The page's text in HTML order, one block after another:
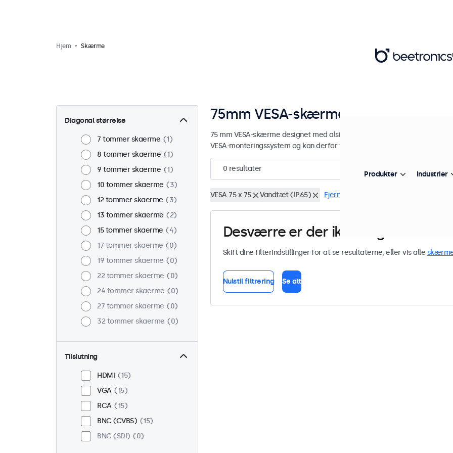
Hjem Skærme
Diagonal størrelse
7 tommer skaerme
1
8 tommer skaerme
1
9 tommer skaerme
1
10 tommer skaerme
3
12 tommer skaerme
3
13 tommer skaerme
2
15 tommer skaerme
4
17 tommer skaerme
0
19 tommer skaerme
0
22 tommer skaerme
0
24 tommer skaerme
0
27 tommer skaerme
0
32 tommer skaerme
0
Tilslutning
HDMI
15
VGA
15
RCA
15
BNC (CVBS)
15
BNC (SDI)
0
75mm VESA-skærme
75 mm VESA-skærme designet med alsidige monteringsmuligheder.
VESA-monteringssystem og kan derfor tilsluttes universalstandere,
0 resultater
VESA 75 x 75 Vandtæt (IP65) Fjern alt
Desværre er der ikke nogen
Skift dine filterindstillinger for at se resultaterne, eller vis alle
Nulstil filtrering Se alt
Produkter Industrier